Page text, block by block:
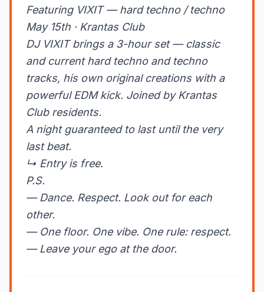
Featuring VIXIT — hard techno / techno
May 15th · Krantas Club
DJ VIXIT brings a 3-hour set — classic
and current hard techno and techno
tracks, his own original creations with a
powerful EDM kick. Joined by Krantas
Club residents.
A night guaranteed to last until the very
last beat.
↳ Entry is free.
P.S.
— Dance. Respect. Look out for each
other.
— One floor. One vibe. One rule: respect.
— Leave your ego at the door.